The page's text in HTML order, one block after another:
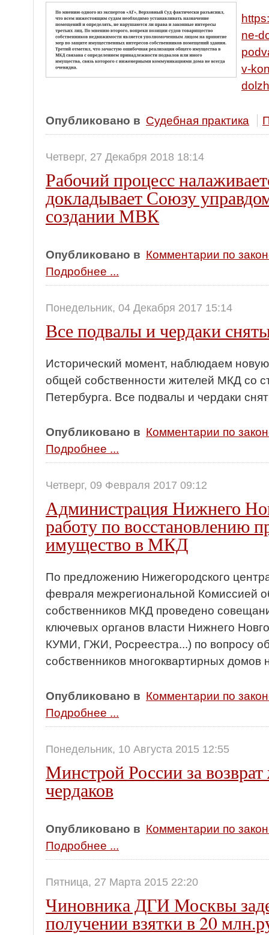
ne-
v-
Опубликовано в Судебная практика
Четверг, 27 Декабря 2018 18:14
Рабочий процесс
докладывает Союзу
создании МВК
Опубликовано в Комментарии по
Подробнее ...
Понедельник, 04 Декабря 2017 15:14
Все подвалы и чердаки
Исторический момент, наблюдаем
общей собственности жителей МКД со
Петербурга. Все подвалы и чердаки
Опубликовано в Комментарии по
Подробнее ...
Четверг, 09 Февраля 2017 09:12
Администрация Нижнего
работу по восстановлению
имущество в МКД
По предложению Нижегородского
февраля межрегиональной Комиссией
собственников МКД проведено
ключевых органов власти Нижнего
КУМИ, ГЖИ, Росреестра...) по вопросу
собственников многоквартирных
Опубликовано в Комментарии по
Подробнее ...
Понедельник, 10 Августа 2015 12:55
Минстрой России за
чердаков
Опубликовано в Комментарии по
Подробнее ...
Пятница, 27 Марта 2015 22:20
Чиновника ДГИ Москвы
получении взятки в 20